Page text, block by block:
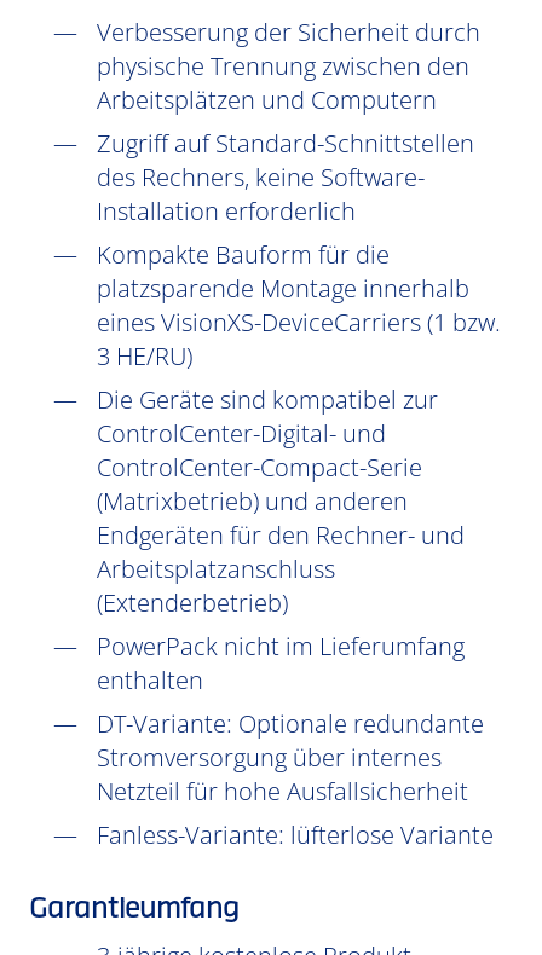
Verbesserung der Sicherheit durch
physische Trennung zwischen den
Arbeitsplätzen und Computern
Zugriff auf Standard-Schnittstellen
des Rechners, keine Software-
Installation erforderlich
Kompakte Bauform für die
platzsparende Montage innerhalb
eines VisionXS-DeviceCarriers (1 bzw.
3 HE/RU)
Die Geräte sind kompatibel zur
ControlCenter-Digital- und
ControlCenter-Compact-Serie
(Matrixbetrieb) und anderen
Endgeräten für den Rechner- und
Arbeitsplatzanschluss
(Extenderbetrieb)
PowerPack nicht im Lieferumfang
enthalten
DT-Variante: Optionale redundante
Stromversorgung über internes
Netzteil für hohe Ausfallsicherheit
Fanless-Variante: lüfterlose Variante
Garantieumfang